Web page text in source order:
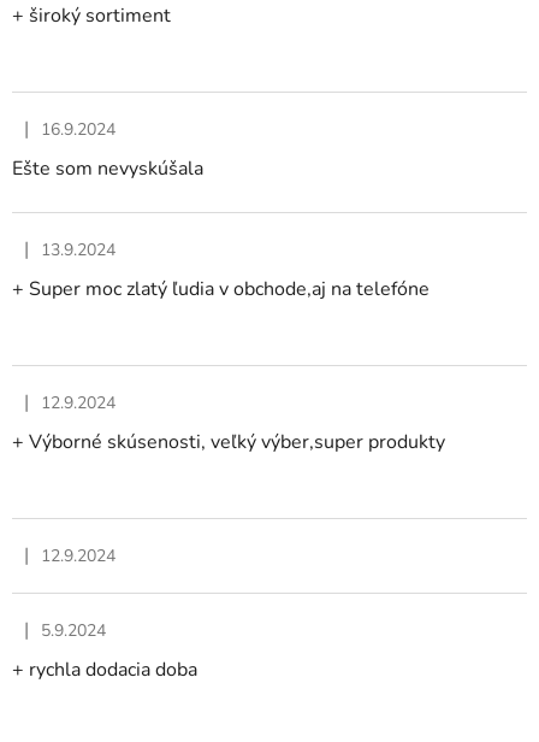
+ široký sortiment
Hodnotenie obchodu je 4 z 5 hviezdičiek.
| 16.9.2024
Ešte som nevyskúšala
Hodnotenie obchodu je 5 z 5 hviezdičiek.
| 13.9.2024
+ Super moc zlatý ľudia v obchode,aj na telefóne
Hodnotenie obchodu je 5 z 5 hviezdičiek.
| 12.9.2024
+ Výborné skúsenosti, veľký výber,super produkty
Hodnotenie obchodu je 5 z 5 hviezdičiek.
| 12.9.2024
Hodnotenie obchodu je 5 z 5 hviezdičiek.
| 5.9.2024
+ rychla dodacia doba